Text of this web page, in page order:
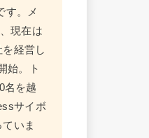
す。メ
現在は
経営し
始。ト
名を越
サイボ
いま